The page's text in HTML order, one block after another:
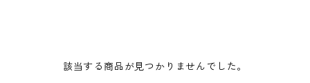
該当する商品が見つかりませんでした。